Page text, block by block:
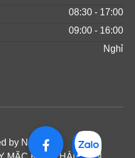
08:30 - 17:00
09:00 - 16:00
Nghỉ
by NOS